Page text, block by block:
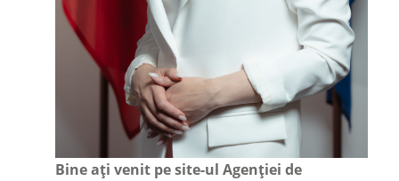
Bine ați venit pe site-ul Agenției de